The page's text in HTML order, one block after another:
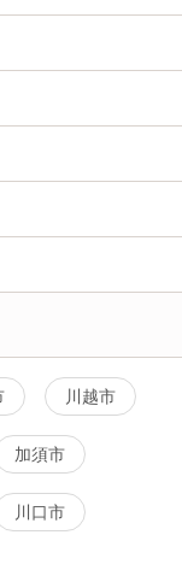
川越市
加須市
川口市